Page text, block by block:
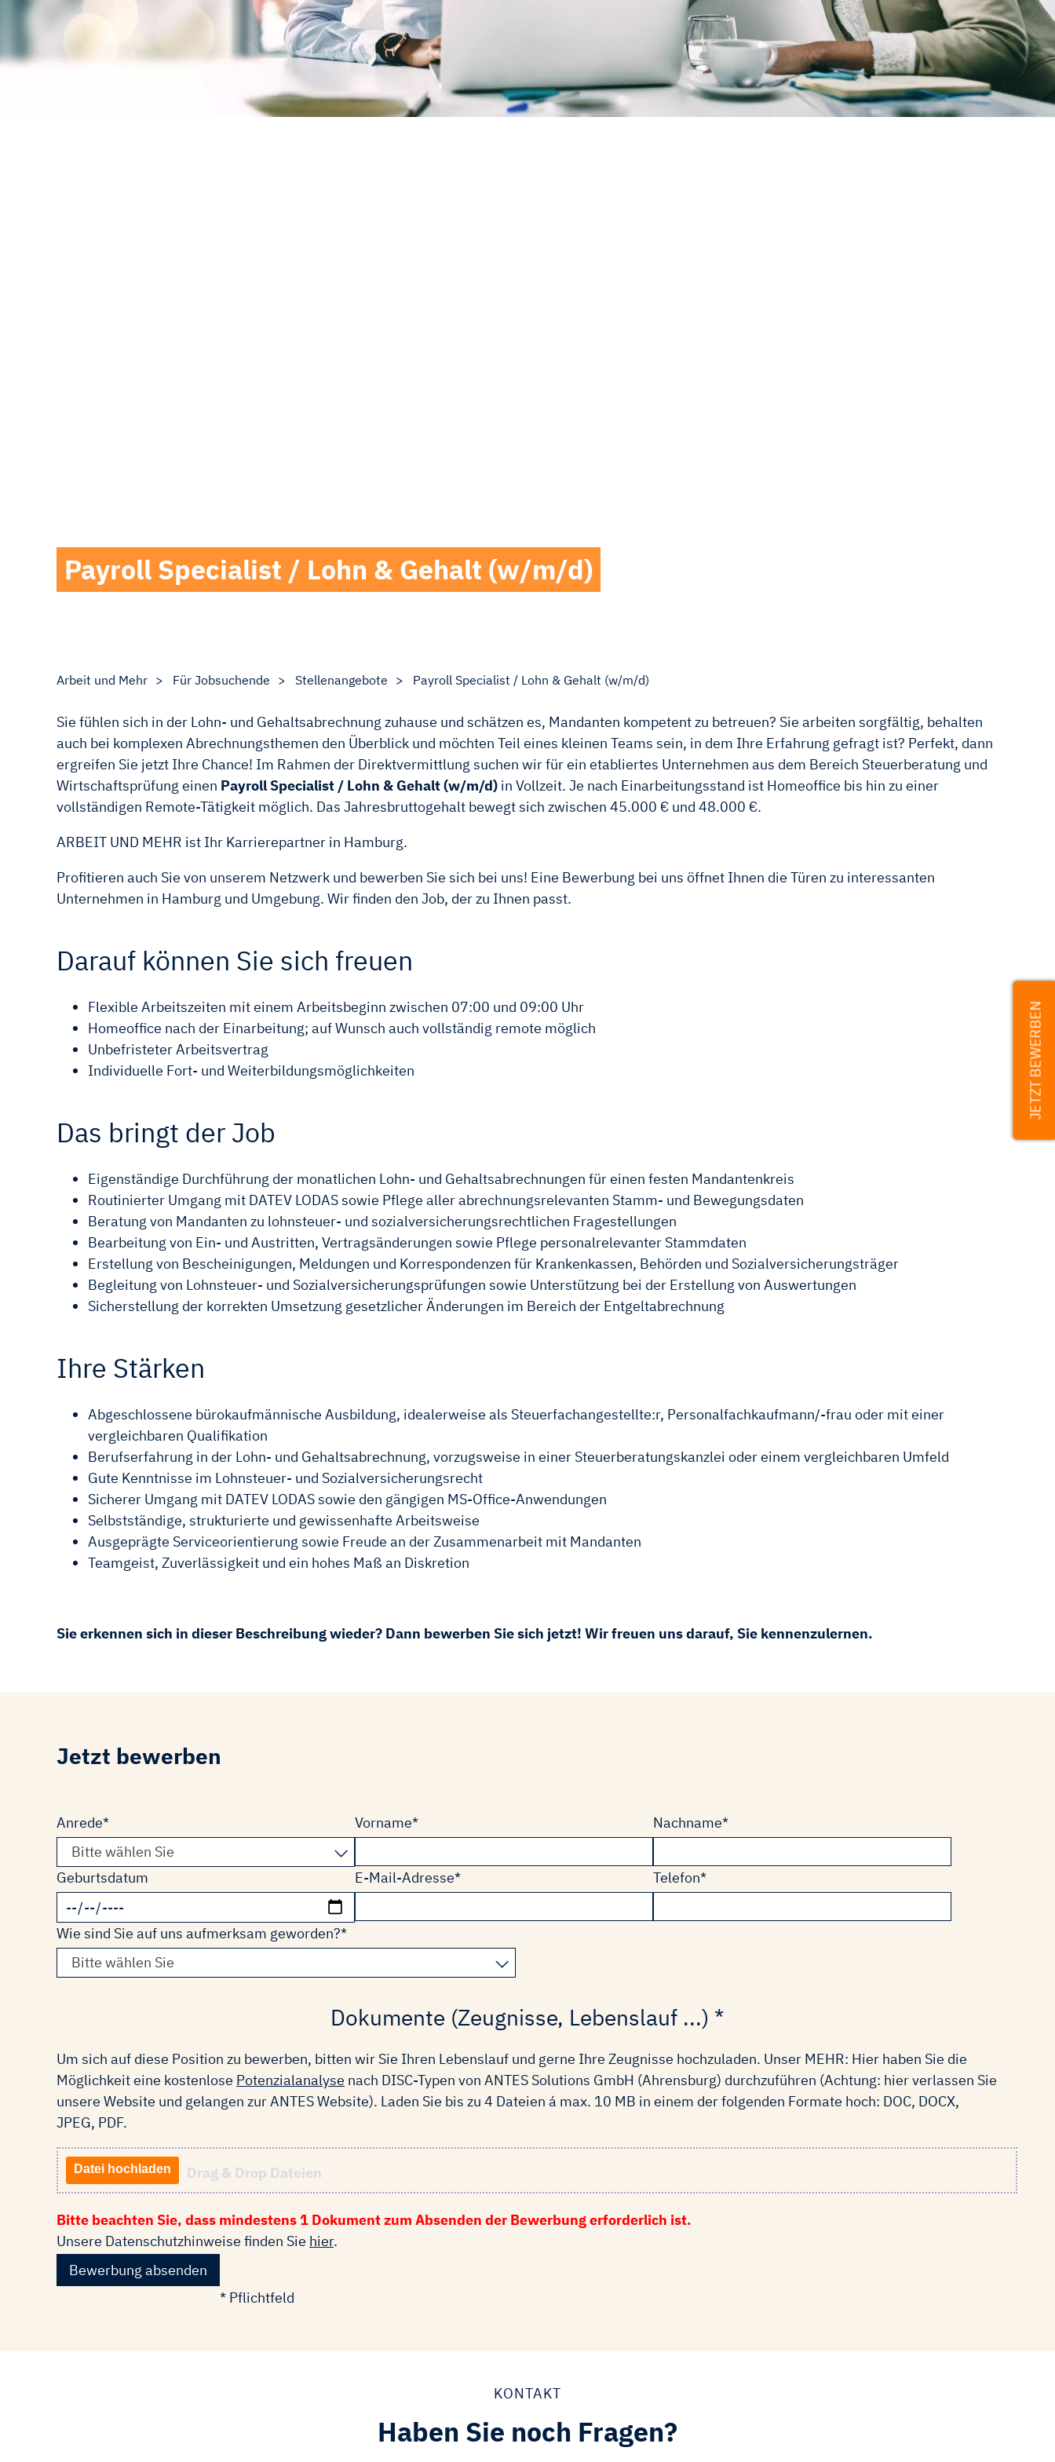
Payroll Specialist / Lohn & Gehalt (w/m/d)
Arbeit und Mehr Für Jobsuchende Stellenangebote Payroll Specialist / Lohn & Gehalt (w/m/d)
Sie fühlen sich in der Lohn- und Gehaltsabrechnung zuhause und schätzen es, Mandanten kompetent zu betreuen? Sie arbeiten sorgfältig, behalten
auch bei komplexen Abrechnungsthemen den Überblick und möchten Teil eines kleinen Teams sein, in dem Ihre Erfahrung gefragt ist? Perfekt, dann
ergreifen Sie jetzt Ihre Chance! Im Rahmen der Direktvermittlung suchen wir für ein etabliertes Unternehmen aus dem Bereich Steuerberatung und
Wirtschaftsprüfung einen Payroll Specialist / Lohn & Gehalt (w/m/d) in Vollzeit. Je nach Einarbeitungsstand ist Homeoffice bis hin zu einer
vollständigen Remote-Tätigkeit möglich. Das Jahresbruttogehalt bewegt sich zwischen 45.000 € und 48.000 €.
ARBEIT UND MEHR ist Ihr Karrierepartner in Hamburg.
Profitieren auch Sie von unserem Netzwerk und bewerben Sie sich bei uns! Eine Bewerbung bei uns öffnet Ihnen die Türen zu interessanten
Unternehmen in Hamburg und Umgebung. Wir finden den Job, der zu Ihnen passt.
Darauf können Sie sich freuen
Flexible Arbeitszeiten mit einem Arbeitsbeginn zwischen 07:00 und 09:00 Uhr
Homeoffice nach der Einarbeitung; auf Wunsch auch vollständig remote möglich
Unbefristeter Arbeitsvertrag
Individuelle Fort- und Weiterbildungsmöglichkeiten
Das bringt der Job
Eigenständige Durchführung der monatlichen Lohn- und Gehaltsabrechnungen für einen festen Mandantenkreis
Routinierter Umgang mit DATEV LODAS sowie Pflege aller abrechnungsrelevanten Stamm- und Bewegungsdaten
Beratung von Mandanten zu lohnsteuer- und sozialversicherungsrechtlichen Fragestellungen
Bearbeitung von Ein- und Austritten, Vertragsänderungen sowie Pflege personalrelevanter Stammdaten
Erstellung von Bescheinigungen, Meldungen und Korrespondenzen für Krankenkassen, Behörden und Sozialversicherungsträger
Begleitung von Lohnsteuer- und Sozialversicherungsprüfungen sowie Unterstützung bei der Erstellung von Auswertungen
Sicherstellung der korrekten Umsetzung gesetzlicher Änderungen im Bereich der Entgeltabrechnung
Ihre Stärken
Abgeschlossene bürokaufmännische Ausbildung, idealerweise als Steuerfachangestellte:r, Personalfachkaufmann/-frau oder mit einer
vergleichbaren Qualifikation
Berufserfahrung in der Lohn- und Gehaltsabrechnung, vorzugsweise in einer Steuerberatungskanzlei oder einem vergleichbaren Umfeld
Gute Kenntnisse im Lohnsteuer- und Sozialversicherungsrecht
Sicherer Umgang mit DATEV LODAS sowie den gängigen MS-Office-Anwendungen
Selbstständige, strukturierte und gewissenhafte Arbeitsweise
Ausgeprägte Serviceorientierung sowie Freude an der Zusammenarbeit mit Mandanten
Teamgeist, Zuverlässigkeit und ein hohes Maß an Diskretion
Sie erkennen sich in dieser Beschreibung wieder? Dann bewerben Sie sich jetzt! Wir freuen uns darauf, Sie kennenzulernen.
Jetzt bewerben
Pflichtfeld
Anrede*
Bitte wählen Sie
Pflichtfeld
Vorname* Pflichtfeld
Nachname*
Geburtsdatum Pflichtfeld
E-Mail-Adresse* Pflichtfeld
Telefon*
Pflichtfeld
Wie sind Sie auf uns aufmerksam geworden?*
Bitte wählen Sie
Dokumente (Zeugnisse, Lebenslauf ...) *
Um sich auf diese Position zu bewerben, bitten wir Sie Ihren Lebenslauf und gerne Ihre Zeugnisse hochzuladen. Unser MEHR: Hier haben Sie die
Möglichkeit eine kostenlose Potenzialanalyse nach DISC-Typen von ANTES Solutions GmbH (Ahrensburg) durchzuführen (Achtung: hier verlassen Sie
unsere Website und gelangen zur ANTES Website). Laden Sie bis zu 4 Dateien á max. 10 MB in einem der folgenden Formate hoch: DOC, DOCX,
JPEG, PDF.
Datei hochladen Drag & Drop Dateien
Bitte beachten Sie, dass mindestens 1 Dokument zum Absenden der Bewerbung erforderlich ist.
Unsere Datenschutzhinweise finden Sie hier.
Bewerbung absenden
* Pflichtfeld
KONTAKT
Haben Sie noch Fragen?
JETZT BEWERBEN